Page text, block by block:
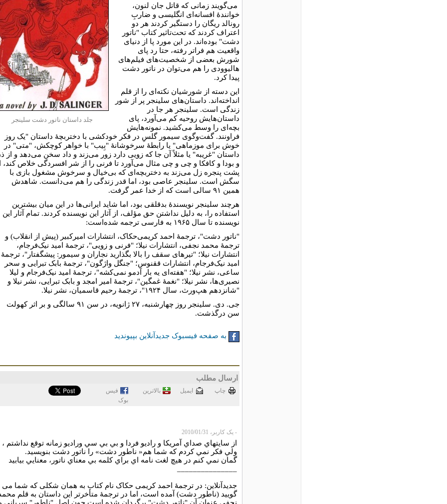
جلد داستان ناتور دشت سلينجر
می‌گویند زمانی که قاتل جان لنون،
خوانندۀ افسانه‌ای انگلیسی و ضاربِ
رونالد ریگان را دستگیر کردند هر دو
اعتراف کردند که تحت‌تاثیر کتاب "ناتور
دشت" بوده‌اند. در این مورد پا از دنیای
واقعیت هم فراتر رفته، حتا رد پای
شورش بعضی از شخصیت‌های فیلم‌های
هالیوودی را هم می‌توان در ناتور دشت
پیدا کرد.
این دسته از شورشیان نکته‌ای را از قلم
انداخته‌اند. داستان‌های سلینجر پر از شور
زندگی است. سلینجر هر جا در
داستان‌هایش روحیه کم می‌آورد، پای
بچه‌ای را وسط می‌کشید. نمونه‌هایش
فراونند. گفت‌وگوی سیمور گلسِ در فکر خودکشی با دختربچۀ‌ داستان "یک روز
خوش برای موزماهی" یا رابطۀ سرخوشانۀ "بِیب" با خواهر کوچکش، "متی" در
داستان "غریبه" یا مثلاً آن جا که زویی دارد زور می‌زند و داد سخن می‌دهد و از
و بودا و کافکا و چی و چی مثال می‌آورد تا فرنی را از شر افسردگی خلاص کند،
پشت پنجره زل می‌زند به دختربچه‌ای که بی‌خیال و سرخوش مشغول بازی با
سگش است. سلینجر عاصی بود، اما قدر زندگی را هم می‌دانست. شاهدش
همین ۹۱ سالی است که از خدا عمر گرفت.
هرچند سلینجر نویسندۀ بدقلقی بود، اما شاید ایرانی‌ها در این میان بیشترین
استفاده را، به دلیل نداشتن حق مؤلف، از آثار این نویسنده کردند. تمام آثار این
نویسنده تا سال ۱۹۶۵ به فارسی ترجمه شده‌است:
"ناتور دشت"، ترجمۀ احمد کریمی‌حکاک، انتشارات امیرکبیر (پیش از انقلاب) و
ترجمۀ محمد نجفی، انتشارات نیلا؛ "فرنی و زویی"، ترجمۀ امید نیک‌فرجام،
انتشارات نیلا؛ "تیرهای سقف را بالا بگذارید نجاران و سیمور: پیشگفتار"، ترجمۀ
امید نیک‌فرجام، انتشارات ققنوس؛ "جنگل واژگون"، ترجمۀ بابک تبرایی و سحر
ساعی، نشر نیلا؛ "هفته‌ای یه بار آدمو نمی‌کشه"، ترجمۀ امید نیک‌فرجام و لیلا
نصیری‌ها، نشر نیلا؛ "نغمۀ غمگین"، ترجمۀ امیر امجد و بابک تبرایی، نشر نیلا و
"شانزدهم هپ‌ورث، سال ۱۹۲۴"، ترجمۀ رحیم قاسمیان، نشر نیلا.
جی. دی. سلینجر روز چهارشنبه، ۲۷ ژانویه، در سن ۹۱ سالگی و بر اثر کهولت
سن درگذشت.
به صفحه فیسبوک جدیدآنلاین بپیوندید
ارسال مطلب
چاپ ايميل بالاترین
فيس
بوک
- یک کاربر، 2010/01/31
از سايتهاي صداي آمريکا و راديو فردا و بي بي سي وراديو زمانه توقع نداشتم ،
ولي فکر نمي کردم که شما هم« ناطور دشت» را ناتور دشت بنويسيد.
گمان نمي کنم در هيچ لغت نامه اي براي کلمه بي معناي ناتور، معنايي بيابيد
جديدآنلاين: در ترجمۀ احمد کريمی حکاک نام کتاب به همان شکلی که شما می
گوييد (ناطور دشت) آمده است، اما در ترجمۀ متأخرتر اين داستان به قلم
نجفی عنوان آن "ناتور دشت" برگردان شده است.چون اصل "ناطور" سريانی